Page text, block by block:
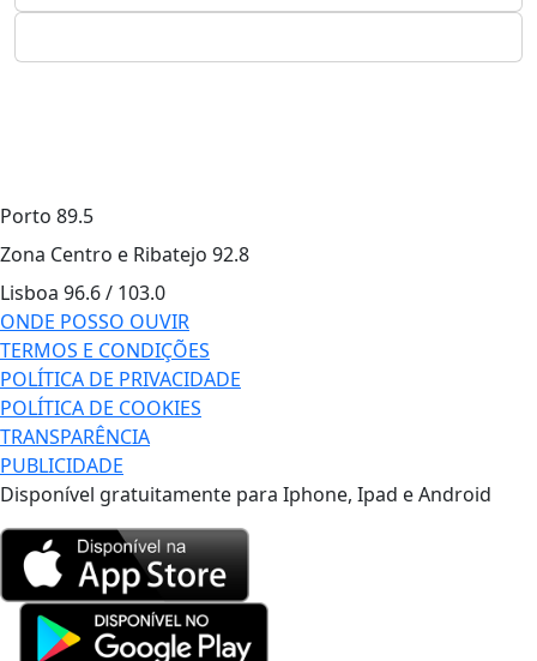
Porto 89.5
Zona Centro e Ribatejo 92.8
Lisboa 96.6 / 103.0
ONDE POSSO OUVIR
TERMOS E CONDIÇÕES
POLÍTICA DE PRIVACIDADE
POLÍTICA DE COOKIES
TRANSPARÊNCIA
PUBLICIDADE
Disponível gratuitamente para Iphone, Ipad e Android